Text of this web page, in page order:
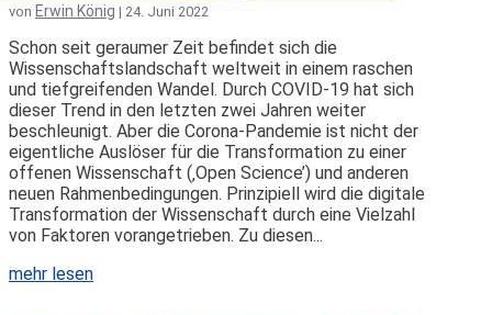
von Erwin König | 24. Juni 2022
Schon seit geraumer Zeit befindet sich die
Wissenschaftslandschaft weltweit in einem raschen
und tiefgreifenden Wandel. Durch COVID-19 hat sich
dieser Trend in den letzten zwei Jahren weiter
beschleunigt. Aber die Corona-Pandemie ist nicht der
eigentliche Auslöser für die Transformation zu einer
offenen Wissenschaft (‚Open Science’) und anderen
neuen Rahmenbedingungen. Prinzipiell wird die digitale
Transformation der Wissenschaft durch eine Vielzahl
von Faktoren vorangetrieben. Zu diesen...
mehr lesen